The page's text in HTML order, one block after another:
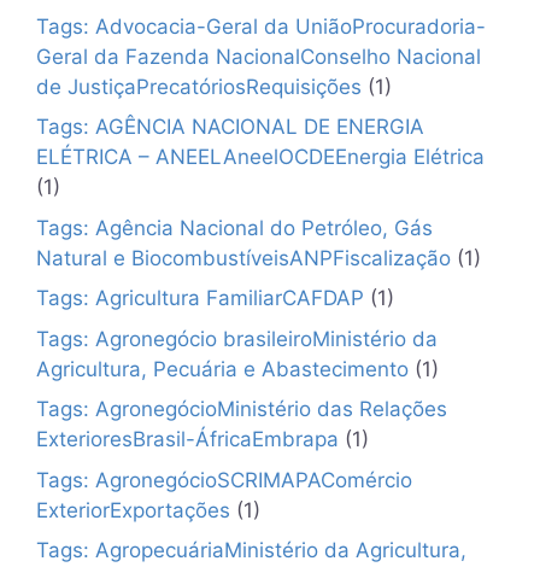
Tags: Advocacia-Geral da UniãoProcuradoria-
Geral da Fazenda NacionalConselho Nacional
de JustiçaPrecatóriosRequisições (1)
Tags: AGÊNCIA NACIONAL DE ENERGIA
ELÉTRICA – ANEELAneelOCDEEnergia Elétrica
(1)
Tags: Agência Nacional do Petróleo, Gás
Natural e BiocombustíveisANPFiscalização (1)
Tags: Agricultura FamiliarCAFDAP (1)
Tags: Agronegócio brasileiroMinistério da
Agricultura, Pecuária e Abastecimento (1)
Tags: AgronegócioMinistério das Relações
ExterioresBrasil-ÁfricaEmbrapa (1)
Tags: AgronegócioSCRIMAPAComércio
ExteriorExportações (1)
Tags: AgropecuáriaMinistério da Agricultura,